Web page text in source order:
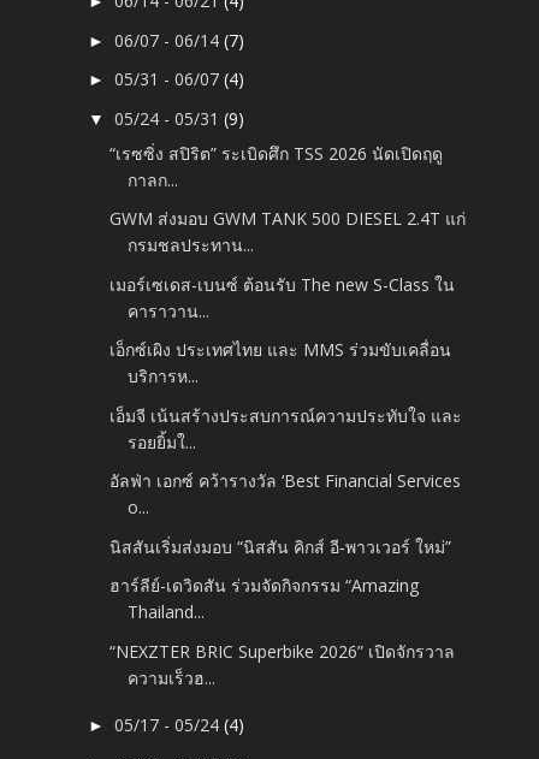
►06/07 - 06/14(7)
►05/31 - 06/07(4)
▼05/24 - 05/31(9)
“เรซซิ่ง สปิริต” ระเบิดศึก TSS 2026 นัดเปิดฤดู
กาลก...
GWM ส่งมอบ GWM TANK 500 DIESEL 2.4T แก่
กรมชลประทาน...
เมอร์เซเดส-เบนซ์ ต้อนรับ The new S-Class ใน
คาราวาน...
เอ็กซ์เผิง ประเทศไทย และ MMS ร่วมขับเคลื่อน
บริการห...
เอ็มจี เน้นสร้างประสบการณ์ความประทับใจ และ
รอยยิ้มใ...
อัลฟ่า เอกซ์ คว้ารางวัล ‘Best Financial Services
o...
นิสสันเริ่มส่งมอบ “นิสสัน คิกส์ อี‑พาวเวอร์ ใหม่”
ฮาร์ลีย์-เดวิดสัน ร่วมจัดกิจกรรม “Amazing
Thailand...
“NEXZTER BRIC Superbike 2026” เปิดจักรวาล
ความเร็วฮ...
►05/17 - 05/24(4)